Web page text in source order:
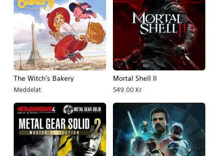
The Witch's Bakery
Meddelat
Mortal Shell II
549.00 Kr